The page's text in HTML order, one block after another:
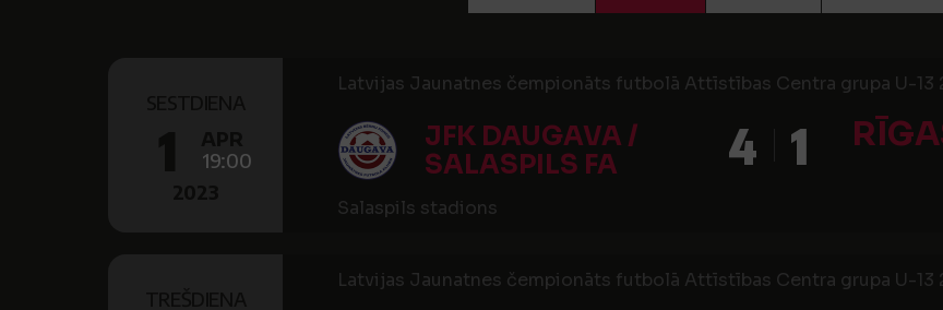
19:00
Latvijas Jaunatnes čempionāts futbolā Attīstības Centra grupa U-13
JFK DAUGAVA /
SALASPILS FA
4 1
Salaspils stadions
Latvijas Jaunatnes čempionāts futbolā Attīstības Centra grupa U-13